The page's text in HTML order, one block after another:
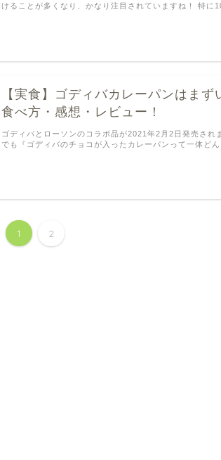
けることが多くなり、かなり注目されていますね！ 特に
【実食】ゴディバカレーパンはまず
食べ方・感想・レビュー！
ゴディバとローソンのコラボ品が2021年2月2日発売され
でも『ゴディバのチョコが入ったカレーパンって一体ど
1 2